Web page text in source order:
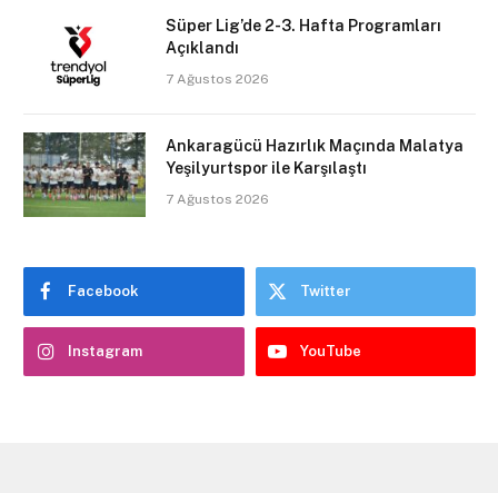
Süper Lig’de 2-3. Hafta Programları
Açıklandı
7 Ağustos 2026
Ankaragücü Hazırlık Maçında Malatya
Yeşilyurtspor ile Karşılaştı
7 Ağustos 2026
Facebook Twitter
Instagram YouTube